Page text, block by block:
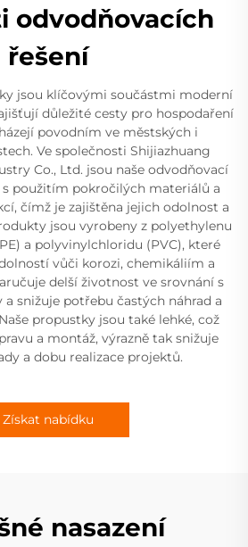
odvodňovacích
řešení
jsou klíčovými součástmi moderní
důležité cesty pro hospodaření
povodním ve městských i
Ve společnosti Shijiazhuang
Co., Ltd. jsou naše odvodňovací
použitím pokročilých materiálů a
čímž je zajištěna jejich odolnost a
jsou vyrobeny z polyethylenu
a polyvinylchloridu (PVC), které
vůči korozi, chemikáliím a
delší životnost ve srovnání s
snižuje potřebu častých náhrad a
propustky jsou také lehké, což
a montáž, výrazně tak snižuje
a dobu realizace projektů.
Získat nabídku
nasazení